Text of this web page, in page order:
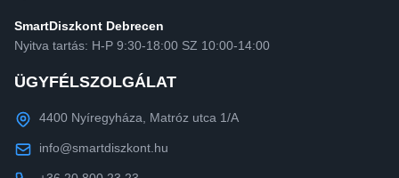
SmartDiszkont Debrecen
Nyitva tartás: H-P 9:30-18:00 SZ 10:00-14:00
ÜGYFÉLSZOLGÁLAT
4400 Nyíregyháza, Matróz utca 1/A
info@smartdiszkont.hu